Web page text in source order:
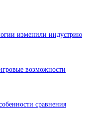
изменили индустрию
возможности
сравнения